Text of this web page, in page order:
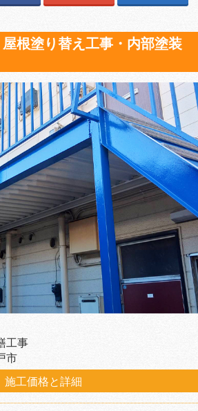
根塗り替え工事・内部塗装
工事
市
施工価格と詳細